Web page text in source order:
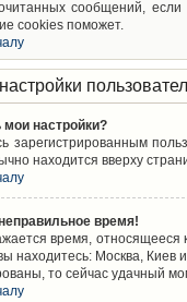
сообщений,
cookies поможет.
мои настройки?
зарегистрированным
находится вверху
время!
время, относящееся
находитесь: Москва, Киев
то сейчас удачный